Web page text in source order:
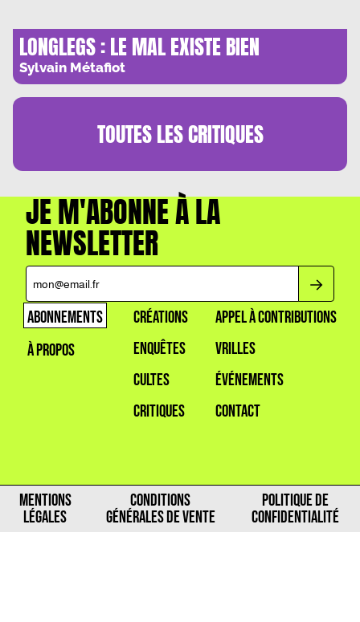
LONGLEGS : LE MAL EXISTE BIEN
Sylvain Métafiot
TOUTES LESCRITIQUES
JE M'ABONNE À LA
NEWSLETTER
ABONNEMENTS
À PROPOS
CRÉATIONS
ENQUÊTES
CULTES
CRITIQUES
APPEL À CONTRIBUTIONS
VRILLES
ÉVÉNEMENTS
CONTACT
MENTIONS
LÉGALES
CONDITIONS
GÉNÉRALES DE VENTE
POLITIQUE DE
CONFIDENTIALITÉ